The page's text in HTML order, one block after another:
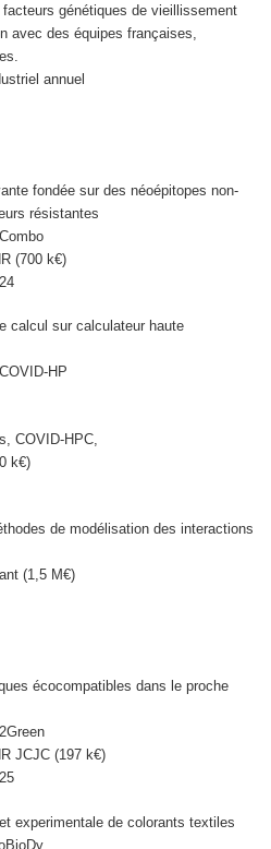
génétiques de vieillissement
avec des équipes françaises,
annuel
fondée sur des néoépitopes non-
résistantes
(700 k€)
calcul sur calculateur haute
HP
COVID-HPC,
k€)
de modélisation des interactions
(1,5 M€)
écocompatibles dans le proche
JCJC (197 k€)
experimentale de colorants textiles